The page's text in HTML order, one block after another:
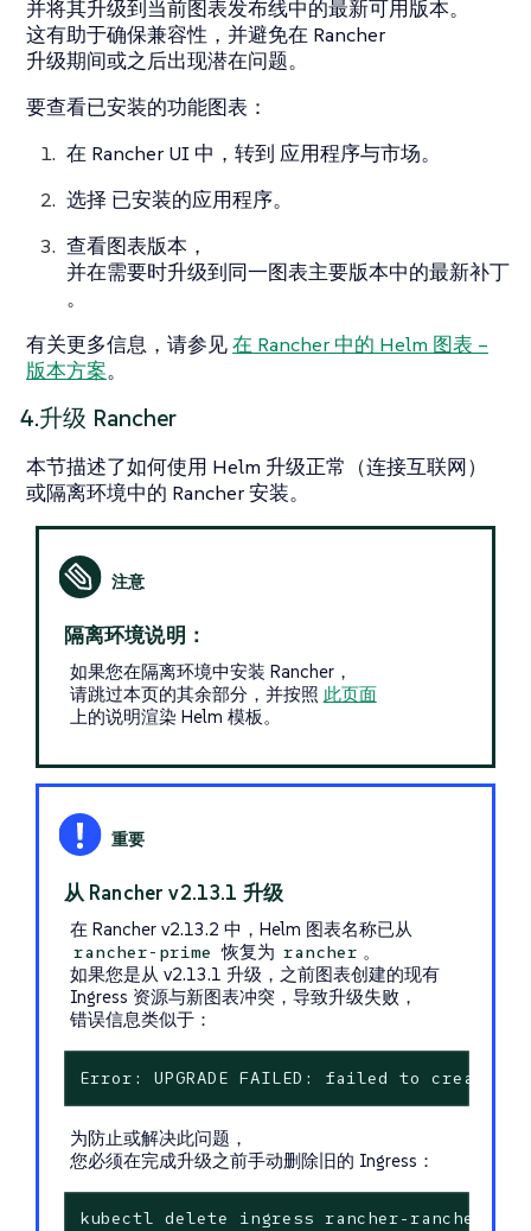
并将其升级到当前图表发布线中的最新可用版本。
这有助于确保兼容性，并避免在 Rancher
升级期间或之后出现潜在问题。
要查看已安装的功能图表：
在 Rancher UI 中，转到 应用程序与市场。
选择 已安装的应用程序。
查看图表版本，
并在需要时升级到同一图表主要版本中的最新补丁
。
有关更多信息，请参见在 Rancher 中的 Helm 图表 –
版本方案。
4.升级 Rancher
本节描述了如何使用 Helm 升级正常（连接互联网）
或隔离环境中的 Rancher 安装。
隔离环境说明：
如果您在隔离环境中安装 Rancher，
请跳过本页的其余部分，并按照 此页面
上的说明渲染 Helm 模板。
从 Rancher v2.13.1 升级
在 Rancher v2.13.2 中，Helm 图表名称已从
rancher-prime 恢复为 rancher 。
如果您是从 v2.13.1 升级，之前图表创建的现有
Ingress 资源与新图表冲突，导致升级失败，
错误信息类似于：
Error: UPGRADE FAILED: failed to
为防止或解决此问题，
您必须在完成升级之前手动删除旧的 Ingress：
kubectl delete ingress rancher-rancher-